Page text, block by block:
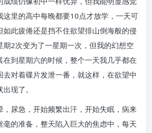
这里的高中每晚都要10点才放学，一天可
如此疲倦还是挡不住欲望排山倒海般的侵
期2次变为了一星期一次，但我的幻想空
在到星期六的时候，整个一天我几乎都在
去对着碟片发泄一番，就这样，在欲望中
现了。
，尿急，开始频繁出汗，开始失眠，病来
毫的准备，整天陷入巨大的焦虑中，每天